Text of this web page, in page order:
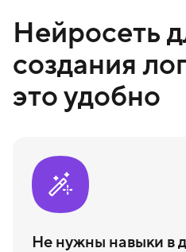
Нейросеть
создания
это удобно
Не нужны навыки в